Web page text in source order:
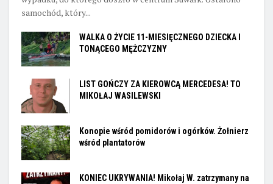
samochód, który...
WALKA O ŻYCIE 11-MIESIĘCZNEGO DZIECKA I
TONĄCEGO MĘŻCZYZNY
LIST GOŃCZY ZA KIEROWCĄ MERCEDESA! TO
MIKOŁAJ WASILEWSKI
Konopie wśród pomidorów i ogórków. Żołnierz
wśród plantatorów
KONIEC UKRYWANIA! Mikołaj W. zatrzymany na